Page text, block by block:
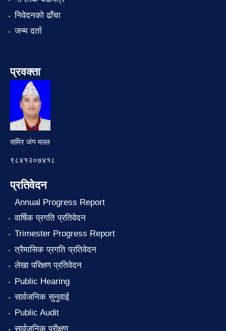
निवेदनको ढाँचा
जन्म दर्ता
प्रवक्ता
समिर जंग मल्ल
९८४१२०७४१८
प्रतिवेदन
Annual Progress Report
वार्षिक प्रगति प्रतिवेदन
Trimester Progress Report
त्रैमासिक प्रगति प्रतिवेदन
लेखा परिक्षण प्रतिवेदन
Public Hearing
सार्वजनिक सुनुवाई
Public Audit
सार्वजनिक परीक्षण